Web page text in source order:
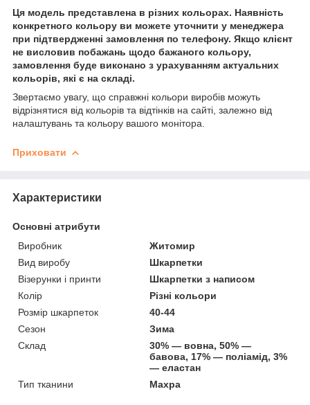
Ця модель представлена в різних кольорах. Наявність
конкретного кольору ви можете уточнити у менеджера
при підтвердженні замовлення по телефону. Якщо клієнт
не висловив побажань щодо бажаного кольору,
замовлення буде виконано з урахуванням актуальних
кольорів, які є на складі.
Звертаємо увагу, що справжні кольори виробів можуть
відрізнятися від кольорів та відтінків на сайті, залежно від
налаштувань та кольору вашого монітора.
Приховати
Характеристики
Основні атрибути
Виробник
Житомир
Вид виробу
Шкарпетки
Візерунки і принти
Шкарпетки з написом
Колір
Різні кольори
Розмір шкарпеток
40-44
Сезон
Зима
Склад
30% — вовна, 50% —
бавова, 17% — поліамід, 3%
— еластан
Тип тканини
Махра